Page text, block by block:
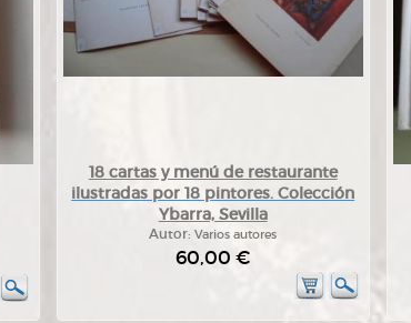
18 cartas y menú de restaurante
ilustradas por 18 pintores. Colección
Ybarra, Sevilla
Autor:Varios autores
60,00 €